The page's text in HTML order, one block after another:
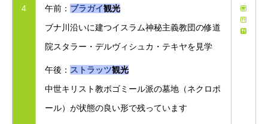
4 午前： ブラガイ観光
ブナ川沿いに建つイスラム神秘主義教団の修道
院スタラー・デルヴィシュカ・テキヤを見学
午後： ストラッツ観光
中世キリスト教ボゴミール派の墓地（ネクロポ
ール）が状態の良い形で残っています